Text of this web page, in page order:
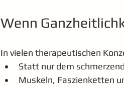
Wenn
In vielen therapeutischen
Statt nur dem
Muskeln, Faszienketten